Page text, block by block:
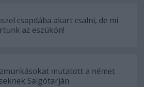
csapdába akart csalni, de mi
az eszükön!
mutatott a német
Salgótarján